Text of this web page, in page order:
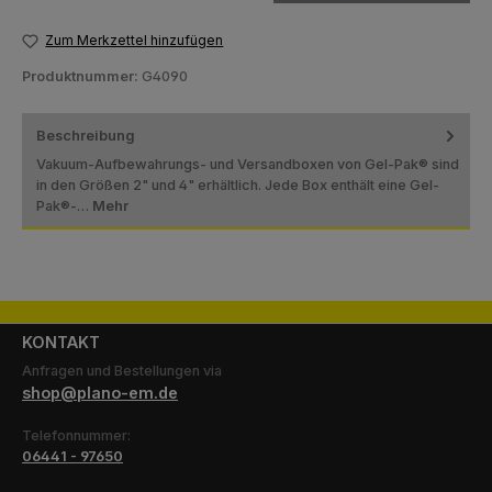
Zum Merkzettel hinzufügen
Produktnummer: G4090
Beschreibung
Vakuum-Aufbewahrungs- und Versandboxen von Gel-Pak® sind
in den Größen 2" und 4" erhältlich. Jede Box enthält eine Gel-
Pak®-… Mehr
KONTAKT
Anfragen und Bestellungen via
shop@plano-em.de
Telefonnummer:
06441 - 97650